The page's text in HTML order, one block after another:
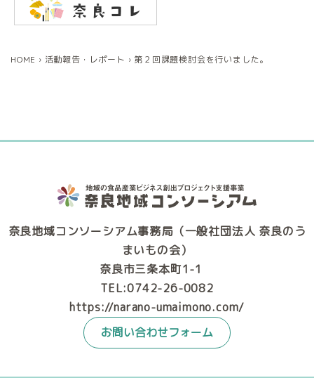
HOME › 活動報告・レポート › 第２回課題検討会を行いました。
奈良地域コンソーシアム事務局（一般社団法人 奈良のう
まいもの会）
奈良市三条本町1-1
TEL:0742-26-0082
https://narano-umaimono.com/
お問い合わせフォーム